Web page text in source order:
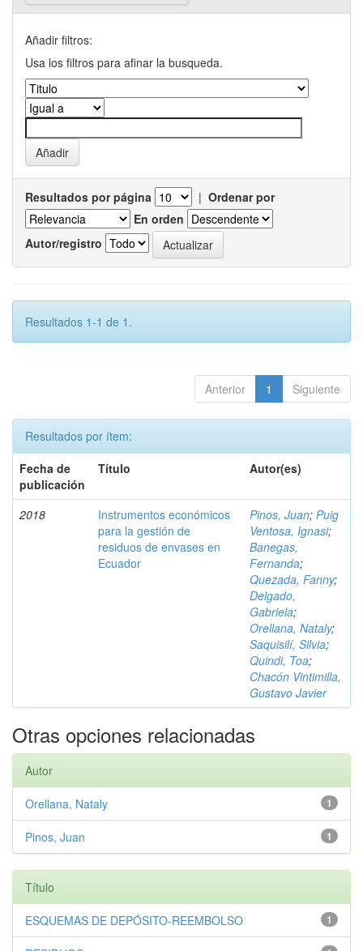
Añadir filtros:
Usa los filtros para afinar la busqueda.
Resultados por página | Ordenar por
En orden
Autor/registro
Resultados 1-1 de 1.
Anterior 1 Siguiente
Resultados por ítem:
Fecha de
publicación
Título Autor(es)
2018
Instrumentos económicos
para la gestión de
residuos de envases en
Ecuador
Pinos, Juan; Puig
Ventosa, Ignasi;
Banegas,
Fernanda;
Quezada, Fanny;
Delgado,
Gabriela;
Orellana, Nataly;
Saquisilí, Silvia;
Quindi, Toa;
Chacón Vintimilla,
Gustavo Javier
Otras opciones relacionadas
Autor
1
Orellana, Nataly
1
Pinos, Juan
Título
1
ESQUEMAS DE DEPÓSITO-REEMBOLSO